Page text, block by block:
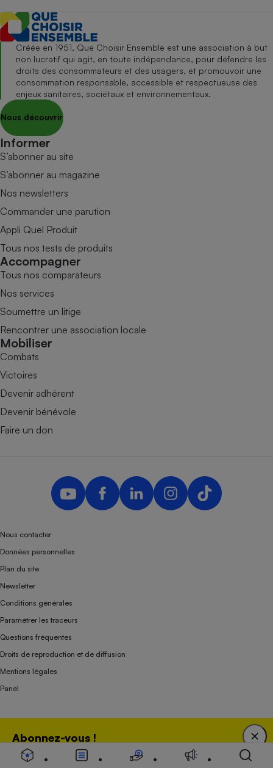
Abonnez-vous !
Bénéficiez d'une expertise unique tout en soutenant
Créée en 1951, Que Choisir Ensemble est une association à but
non lucratif qui agit, en toute indépendance, pour défendre les
droits des consommateurs et des usagers, et promouvoir une
consommation responsable, accessible et respectueuse des
enjeux sanitaires, sociétaux et environnementaux.
Nous découvrir
Informer
S’abonner au site
S’abonner au magazine
Nos newsletters
Commander une parution
Appli Quel Produit
Tous nos tests de produits
Accompagner
Tous nos comparateurs
Nos services
Soumettre un litige
Rencontrer une association locale
Mobiliser
Combats
Victoires
Devenir adhérent
Devenir bénévole
Faire un don
Nous contacter
Données personnelles
Plan du site
Newsletter
Conditions générales
Paramétrer les traceurs
Questions fréquentes
Droits de reproduction et de diffusion
Mentions légales
Panel
Association indépendante de l’État, des syndicats, des producteurs et des
distributeurs depuis 1951.